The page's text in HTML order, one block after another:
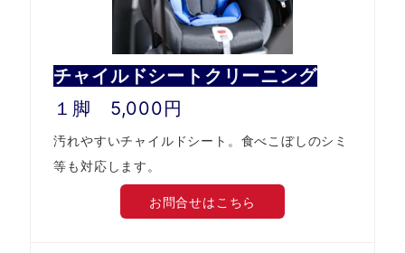
チャイルドシートクリーニング
１脚 5,000円
汚れやすいチャイルドシート。食べこぼしのシミ
等も対応します。
お問合せはこちら